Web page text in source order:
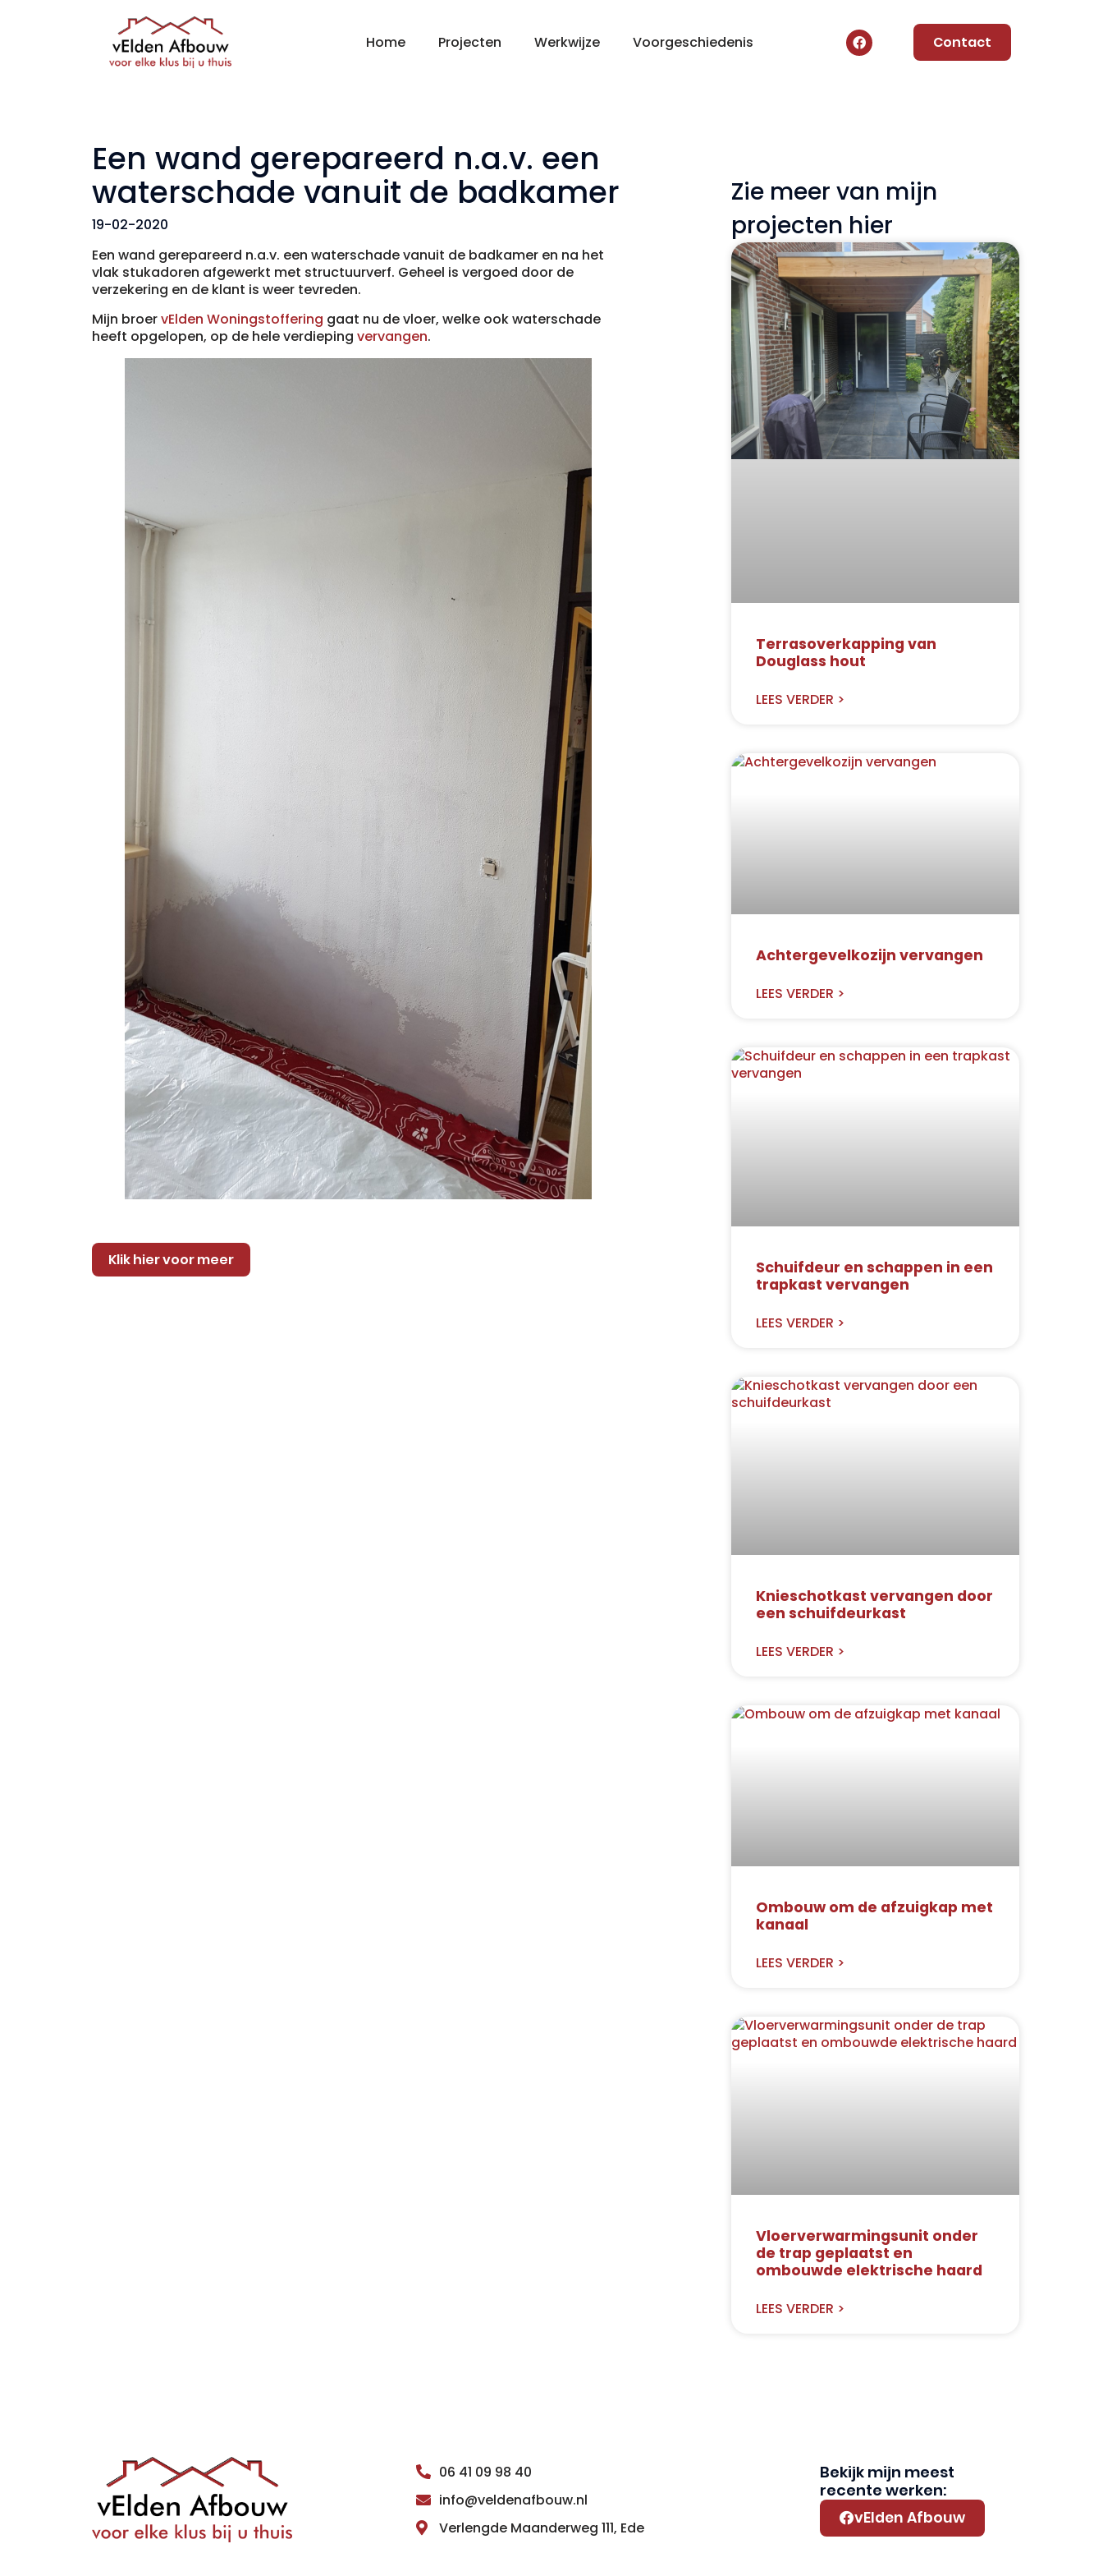
Home Projecten Werkwijze Voorgeschiedenis Contact
Een wand gerepareerd n.a.v. een
waterschade vanuit de badkamer
19-02-2020
Een wand gerepareerd n.a.v. een waterschade vanuit de badkamer en na het
vlak stukadoren afgewerkt met structuurverf. Geheel is vergoed door de
verzekering en de klant is weer tevreden.
Mijn broervElden Woningstoffering gaat nu de vloer, welke ook waterschade
heeft opgelopen, op de hele verdieping vervangen.
Klik hier voor meer
Zie meer van mijn
projecten hier
Terrasoverkapping van
Douglass hout
LEES VERDER >
Achtergevelkozijn vervangen
LEES VERDER >
Schuifdeur en schappen in een
trapkast vervangen
LEES VERDER >
Knieschotkast vervangen door
een schuifdeurkast
LEES VERDER >
Ombouw om de afzuigkap met
kanaal
LEES VERDER >
Vloerverwarmingsunit onder
de trap geplaatst en
ombouwde elektrische haard
LEES VERDER >
06 41 09 98 40
info@veldenafbouw.nl
Verlengde Maanderweg 111, Ede
Bekijk mijn meest
recente werken:
vElden Afbouw